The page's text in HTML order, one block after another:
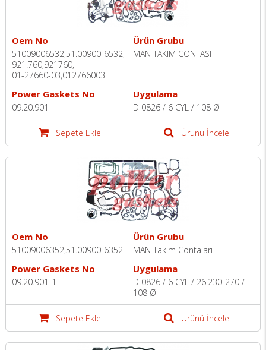
Oem No
51009006532,51.00900-6532,
921.760,921760,
01-27660-03,012766003
Ürün Grubu
MAN TAKIM CONTASI
Power Gaskets No
09.20.901
Uygulama
D 0826 / 6 CYL / 108 Ø
Sepete Ekle Ürünü İncele
Oem No
51009006352,51.00900-6352
Ürün Grubu
MAN Takım Contaları
Power Gaskets No
09.20.901-1
Uygulama
D 0826 / 6 CYL / 26.230-270 /
108 Ø
Sepete Ekle Ürünü İncele